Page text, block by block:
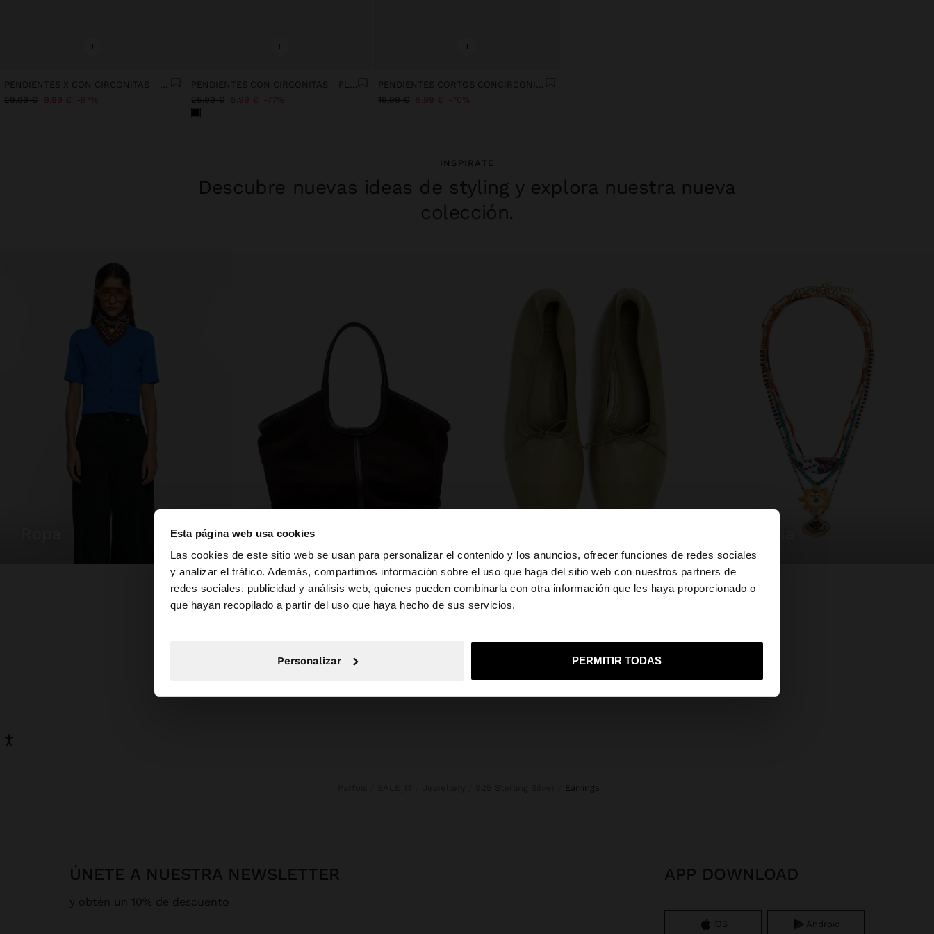
Esta página web usa cookies
Las cookies de este sitio web se usan para personalizar el contenido y los anuncios, ofrecer funciones de redes sociales
y analizar el tráfico. Además, compartimos información sobre el uso que haga del sitio web con nuestros partners de
redes sociales, publicidad y análisis web, quienes pueden combinarla con otra información que les haya proporcionado o
que hayan recopilado a partir del uso que haya hecho de sus servicios.
Personalizar PERMITIR TODAS
hola ×
Estás accediendo a la web de España. ¿Quieres ir a la web de United States?
No, continuar en la web de España Sí, llévame a United States
+
PENDIENTES X CON CIRCONITAS - PLATA DE LEY 925
29,99 € 9,99 € 67%
+
PENDIENTES CON CIRCONITAS - PLATA DE LEY 925
25,99 € 5,99 € 77%
+
PENDIENTES CORTOS CONCIRCONITAS - PLATA DE LEY 925
19,99 € 5,99 € 70%
INSPÍRATE
Descubre nuevas ideas de styling y explora nuestra nueva
colección.
bolsos
Novedades
earrings
ÚNETE A NUESTRA NEWSLETTER
y obtén un 10% de descuento
APP DOWNLOAD
iOS Android